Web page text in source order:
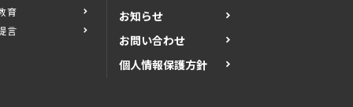
育
言
お知らせ
お問い合わせ
個人情報保護方針